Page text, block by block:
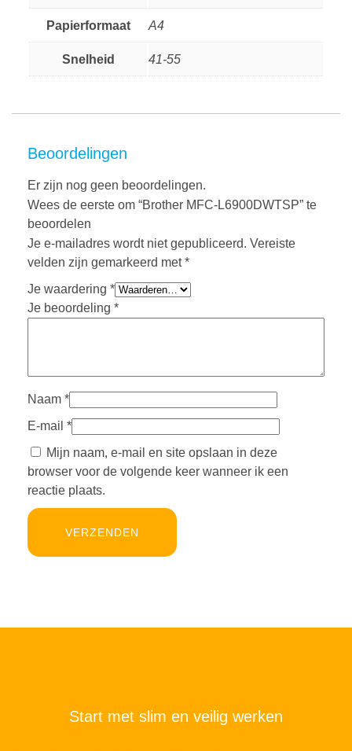
Papierformaat A4
Snelheid 41-55
Beoordelingen
Er zijn nog geen beoordelingen.
Wees de eerste om “Brother MFC-L6900DWTSP” te
beoordelen
Je e-mailadres wordt niet gepubliceerd. Vereiste
velden zijn gemarkeerd met*
Je waardering *
Je beoordeling *
Naam *
E-mail *
Mijn naam, e-mail en site opslaan in deze
browser voor de volgende keer wanneer ik een
reactie plaats.
Start met slim en veilig werken